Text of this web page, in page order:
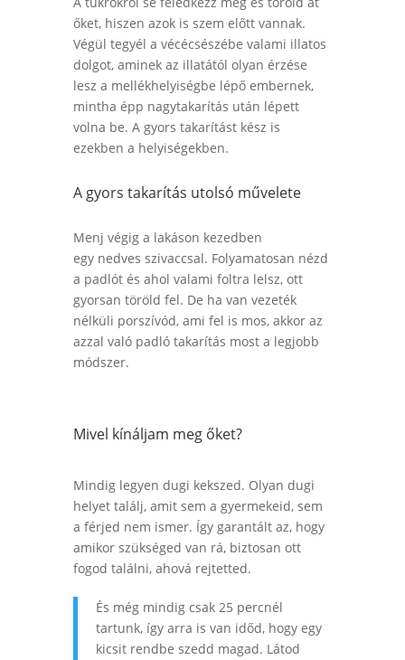
őket, hiszen azok is szem előtt vannak.
Végül tegyél a vécécsészébe valami illatos
dolgot,aminek az illatától olyan érzése
lesz a mellékhelyiségbe lépő embernek,
mintha épp nagytakarítás után lépett
volna be. A gyors takarítást kész is
ezekben a helyiségekben.
A gyors takarítás utolsó művelete
Menj végig a lakáson kezedben
egynedves szivaccsal. Folyamatosan nézd
a padlót és ahol valami foltra lelsz, ott
gyorsan töröld fel. De ha van vezeték
nélküli porszívód, ami fel is mos, akkor az
azzal való padló takarítás most a legjobb
módszer.
Mivel kínáljam meg őket?
Mindig legyen dugi kekszed. Olyan dugi
helyet találj, amit sem a gyermekeid, sem
a férjed nem ismer. Így garantált az, hogy
amikor szükséged van rá, biztosan ott
fogod találni, ahová rejtetted.
És még mindig csak 25 percnél
tartunk, így arra is van időd, hogy egy
kicsit rendbe szedd magad. Látod